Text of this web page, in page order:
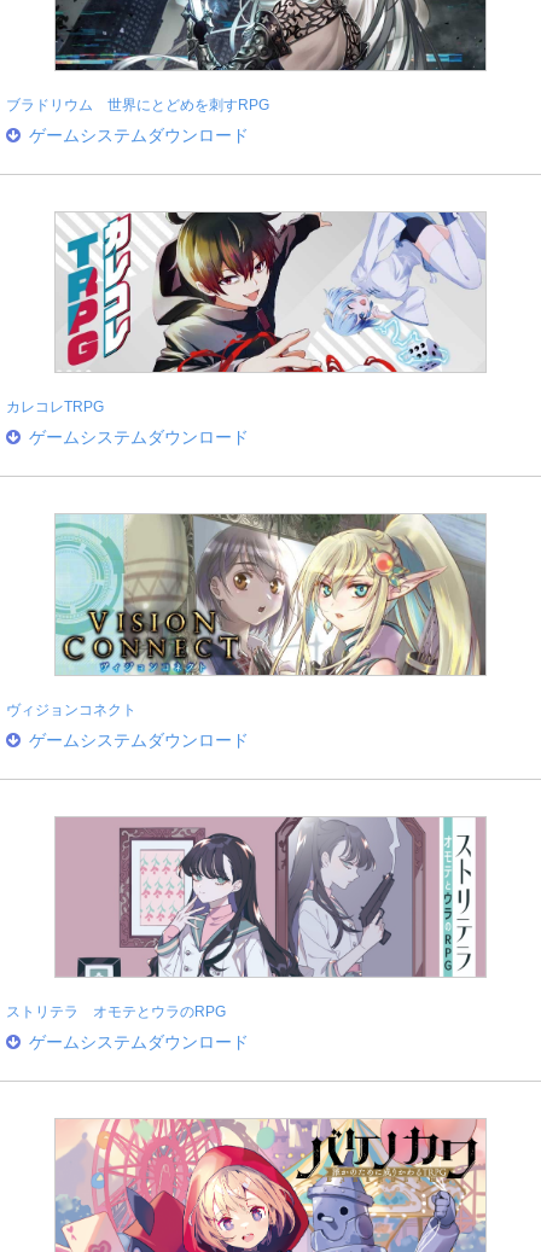
ブラドリウム 世界にとどめを刺すRPG
ゲームシステムダウンロード
カレコレTRPG
ゲームシステムダウンロード
ヴィジョンコネクト
ゲームシステムダウンロード
ストリテラ オモテとウラのRPG
ゲームシステムダウンロード